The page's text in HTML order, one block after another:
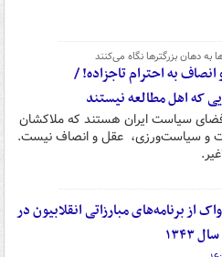
به دهان بزرگترها نگاه می‌کنند
به احترام تاجزاده! /
که اهل مطالعه نیستند
سیاست ایران هستند که ملاکشان
و سیاست‌ورزی، ‌ عقل و انصاف نیست.
از برنامه‌های مبارزاتی انقلابیون در
۱۳۴۳